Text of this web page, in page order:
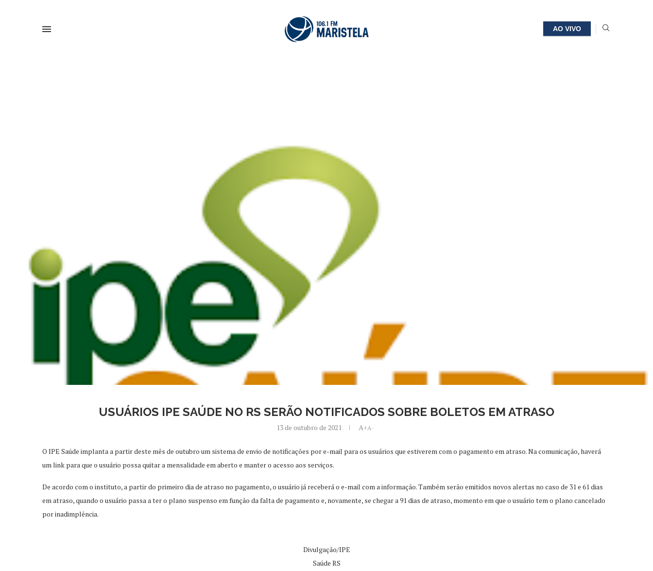
AO VIVO
USUÁRIOS IPE SAÚDE NO RS SERÃO NOTIFICADOS SOBRE BOLETOS EM ATRASO
13 de outubro de 2021 A+A-
O IPE Saúde implanta a partir deste mês de outubro um sistema de envio de notificações por e-mail para os usuários que estiverem com o pagamento em atraso. Na comunicação, haverá
um link para que o usuário possa quitar a mensalidade em aberto e manter o acesso aos serviços.
De acordo com o instituto, a partir do primeiro dia de atraso no pagamento, o usuário já receberá o e-mail com a informação. Também serão emitidos novos alertas no caso de 31 e 61 dias
em atraso, quando o usuário passa a ter o plano suspenso em função da falta de pagamento e, novamente, se chegar a 91 dias de atraso, momento em que o usuário tem o plano cancelado
por inadimplência.
Divulgação/IPE
Saúde RS